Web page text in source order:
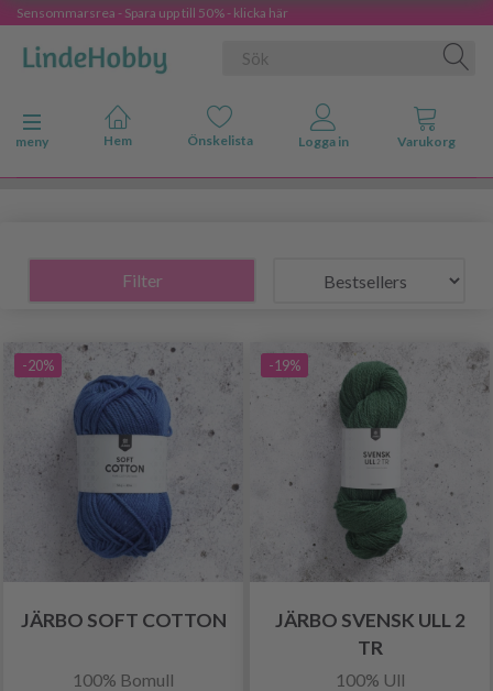
Sensommarsrea - Spara upp till 50% - klicka här
Ändra navigering
meny
Filter
-20%
JÄRBO SOFT COTTON
100% Bomull
-19%
JÄRBO SVENSK ULL 2
TR
100% Ull